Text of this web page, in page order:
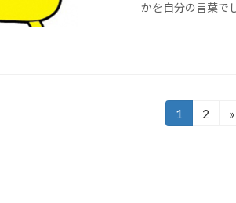
かを自分の言葉で
固
1
固
2 »